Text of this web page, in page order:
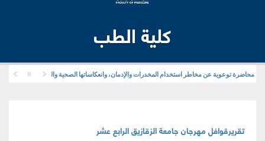
كلية الطب
محاضرة توعوية عن مخاطر استخدام المخدرات والإدمان، وانعكاساتها الصحية والنفسية والاجتماعية
تقريرقوافل مهرجان جامعة الزقازيق الرابع عشر